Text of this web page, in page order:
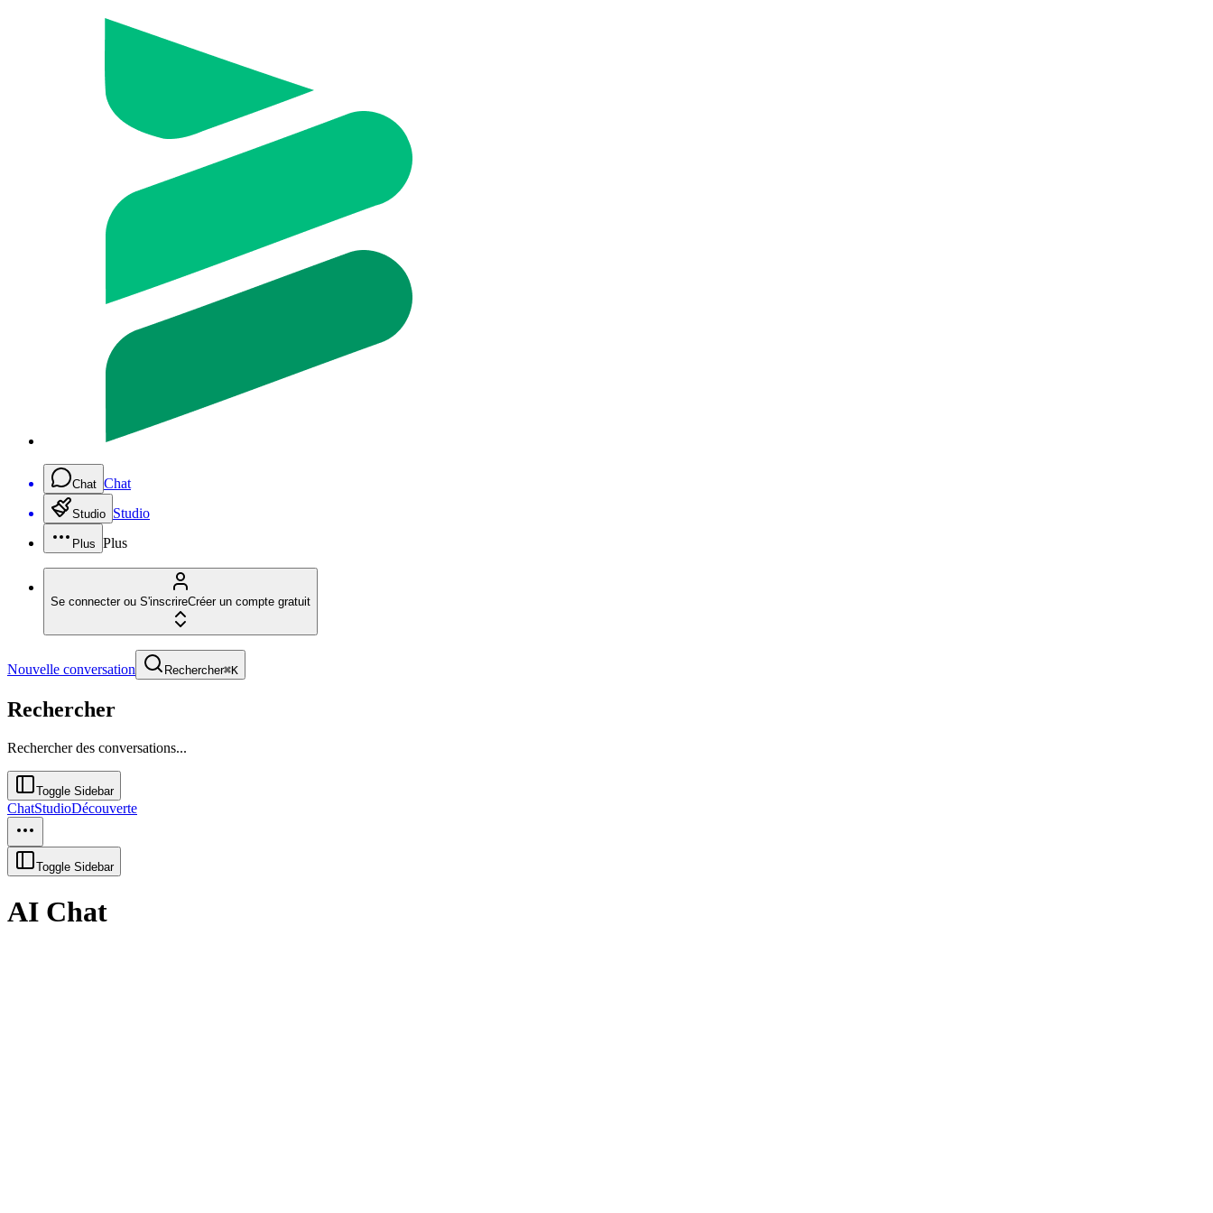
Chat Chat
Studio Studio
Plus Plus
Se connecter ou S'inscrireCréer un compte gratuit
Nouvelle conversation Rechercher⌘K
Rechercher
Rechercher des conversations...
Toggle Sidebar
ChatStudioDécouverte
Toggle Sidebar
AI Chat